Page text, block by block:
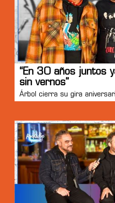
“En 30 años juntos
sin vernos”
Árbol cierra su gira